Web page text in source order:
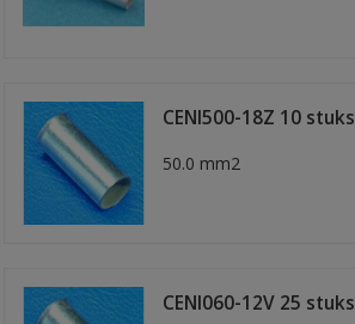
CENI500-18Z 10 stuks
50.0 mm2
CENI060-12V 25 stuks